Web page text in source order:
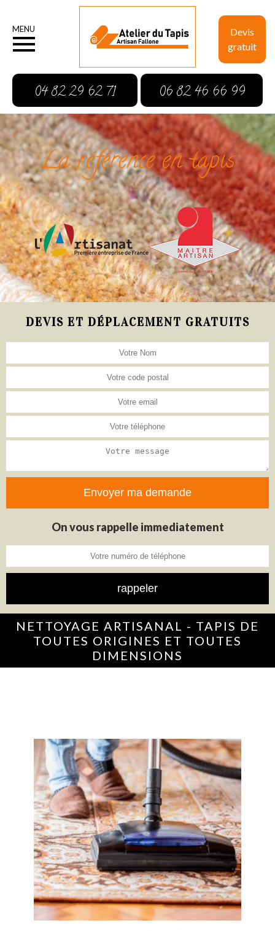
Devis
gratuit
MENU
04 82 29 62 71 06 82 46 66 99
La référence en tapis
DEVIS ET DÉPLACEMENT GRATUITS
On vous rappelle immediatement
NETTOYAGE ARTISANAL - TAPIS DE
TOUTES ORIGINES ET TOUTES
DIMENSIONS